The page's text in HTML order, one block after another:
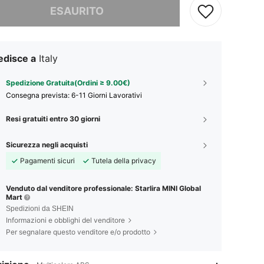
ESAURITO
a Italy
Spedizione Gratuita(Ordini ≥ 9.00€)
Consegna prevista: 6-11 Giorni Lavorativi
Resi gratuiti entro 30 giorni
Sicurezza negli acquisti
Pagamenti sicuri
Tutela della privacy
Venduto dal venditore professionale: Starlira MINI Global
Mart
Spedizioni da SHEIN
Informazioni e obblighi del venditore
Per segnalare questo venditore e/o prodotto